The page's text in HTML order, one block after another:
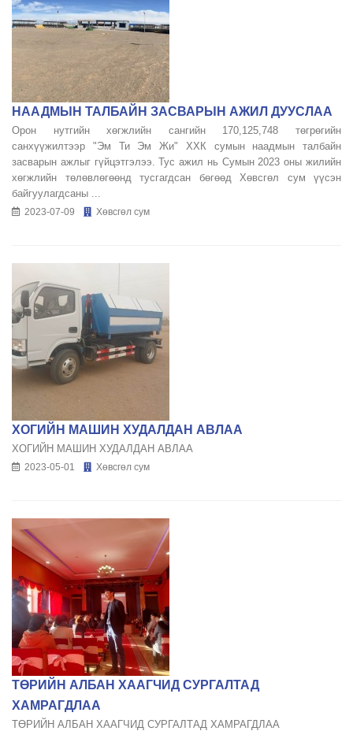
НААДМЫН ТАЛБАЙН ЗАСВАРЫН АЖИЛ ДУУСЛАА
Орон нутгийн хөгжлийн сангийн 170,125,748 төгрөгийн
санхүүжилтээр "Эм Ти Эм Жи" ХХК сумын наадмын талбайн
засварын ажлыг гүйцэтгэлээ. Тус ажил нь Сумын 2023 оны жилийн
хөгжлийн төлөвлөгөөнд тусгагдсан бөгөөд Хөвсгөл сум үүсэн
байгуулагдсаны ...
2023-07-09 Хөвсгөл сум
ХОГИЙН МАШИН ХУДАЛДАН АВЛАА
ХОГИЙН МАШИН ХУДАЛДАН АВЛАА
2023-05-01 Хөвсгөл сум
ТӨРИЙН АЛБАН ХААГЧИД СУРГАЛТАД
ХАМРАГДЛАА
ТӨРИЙН АЛБАН ХААГЧИД СУРГАЛТАД ХАМРАГДЛАА